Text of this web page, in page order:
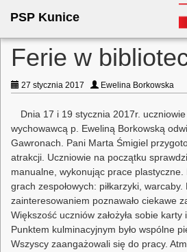
PSP Kunice
Ferie w
27 stycznia 2017 Ewelina Borkowska
Dnia 17 i 19 stycznia 2017r.
wychowawcą p. Eweliną Borkowską
Gawronach. Pani Marta Śmigiel
atrakcji. Uczniowie na początku
manualne, wykonując prace
grach zespołowych: piłkarzyki,
zainteresowaniem poznawało ciekawe
Większość uczniów założyła sobie karty
Punktem kulminacyjnym było wspólne
Wszyscy zaangażowali się do pracy.